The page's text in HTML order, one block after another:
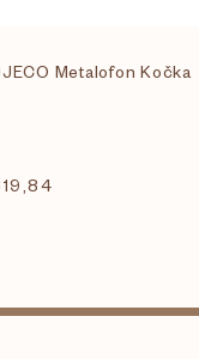
Metalofon Kočka